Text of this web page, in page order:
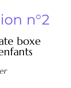
n°2
boxe